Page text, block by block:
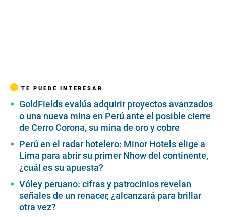
TE PUEDE INTERESAR
GoldFields evalúa adquirir proyectos avanzados
o una nueva mina en Perú ante el posible cierre
de Cerro Corona, su mina de oro y cobre
Perú en el radar hotelero: Minor Hotels elige a
Lima para abrir su primer Nhow del continente,
¿cuál es su apuesta?
Vóley peruano: cifras y patrocinios revelan
señales de un renacer, ¿alcanzará para brillar
otra vez?